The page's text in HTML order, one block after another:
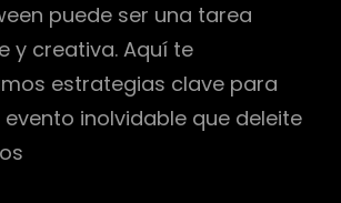
puede ser una tarea
y creativa. Aquí te
estrategias clave para
inolvidable que deleite